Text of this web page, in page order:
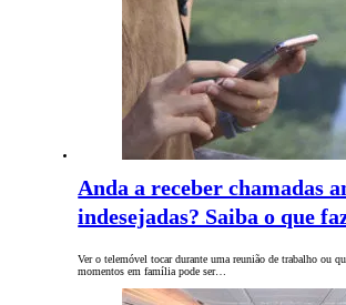
Anda a receber chamadas
indesejadas? Saiba o que
Ver o telemóvel tocar durante uma reunião de trabalho ou
momentos em família pode ser…